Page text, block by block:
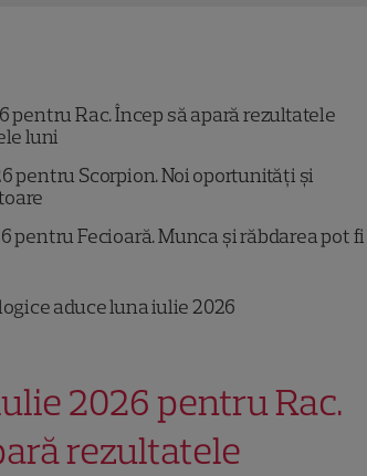
pentru Rac. Încep să apară rezultatele
luni
pentru Scorpion. Noi oportunități și
pentru Fecioară. Munca și răbdarea pot fi
aduce luna iulie 2026
2026 pentru Rac.
rezultatele